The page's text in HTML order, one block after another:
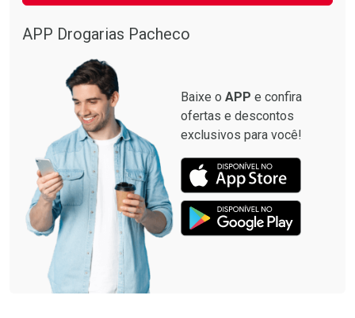
APP Drogarias Pacheco
Baixe o APP e confira
ofertas e descontos
exclusivos para você!